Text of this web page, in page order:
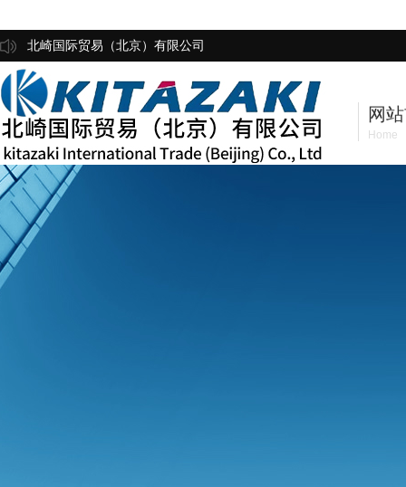
北崎国际贸易（北京）有限公司
网
Home